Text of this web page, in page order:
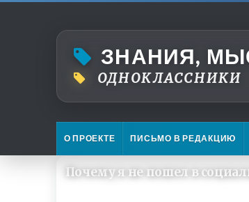
ЗНАНИЯ,
ОДНОКЛАССНИКИ
О ПРОЕКТЕ ПИСЬМО В РЕДАКЦИЮ
Почему я не пошел в